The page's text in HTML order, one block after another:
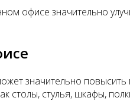
офисе значительно
значительно
стулья, шкафы,